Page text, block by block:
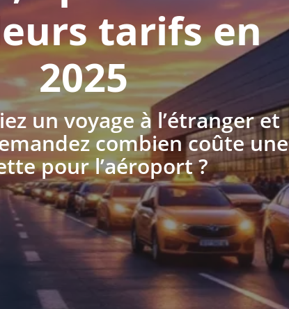
tarifs en
2025
un voyage à l’étranger et
combien coûte une
pour l’aéroport ?